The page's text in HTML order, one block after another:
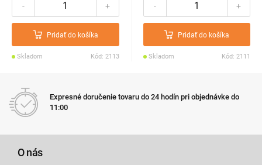
- +
Pridať do košíka
Skladom Kód: 2113
- +
Pridať do košíka
Skladom Kód: 2111
Expresné doručenie tovaru do 24 hodín pri objednávke do
11:00
O nás